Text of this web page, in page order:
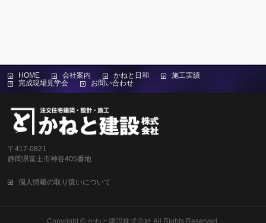
HOME 会社案内 かねと日和
施工実績
完成現場見学会
お問い合わせ
〒417-0821
静岡県富士市神谷405番地
個人情報の取り扱いについて
Copyright © かねと建設株式会社 All Rights Reserved.